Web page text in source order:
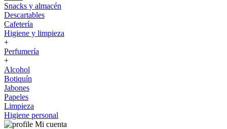
Snacks y almacén
Descartables
Cafetería
Higiene y limpieza
+
Perfumería
+
Alcohol
Botiquín
Jabones
Papeles
Limpieza
Higiene personal
Mi cuenta